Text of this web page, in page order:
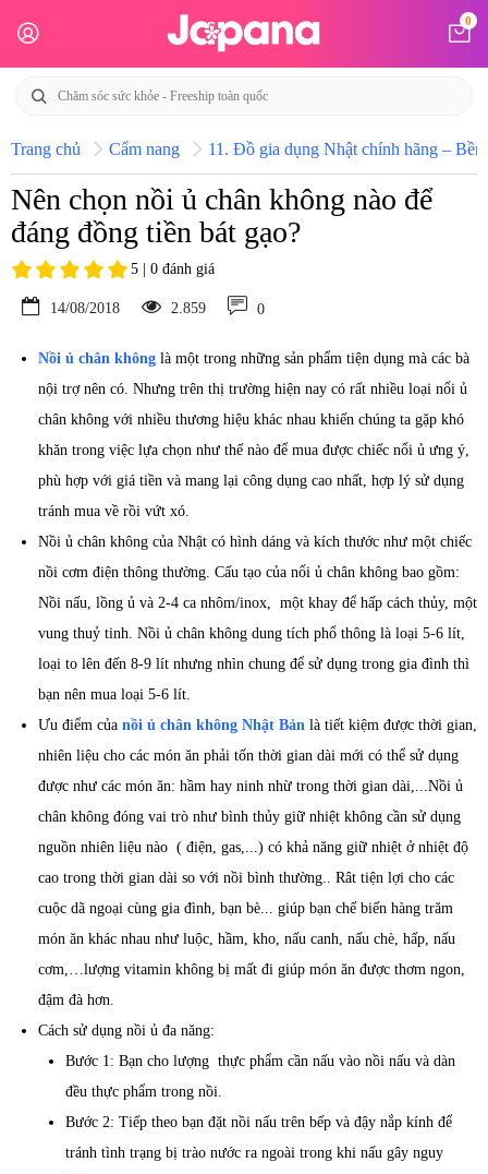
0
Trang chủ Cẩm nang 11. Đồ gia dụng Nhật chính hãng –
Nên chọn nồi ủ chân không nào để
đáng đồng tiền bát gạo?
5 | 0 đánh giá
14/08/2018 2.859 0
Nồi ủ chân không là một trong những sản phẩm tiện dụng mà các bà
nội trợ nên có. Nhưng trên thị trường hiện nay có rất nhiều loại nổi ủ
chân không với nhiều thương hiệu khác nhau khiến chúng ta gặp khó
khăn trong việc lựa chọn như thế nào để mua được chiếc nổi ủ ưng ý,
phù hợp với giá tiền và mang lại công dụng cao nhất, hợp lý sử dụng
tránh mua về rồi vứt xó.
Nồi ủ chân không của Nhật có hình dáng và kích thước như một chiếc
nồi cơm điện thông thường. Cấu tạo của nổi ủ chân không bao gồm:
Nồi nấu, lồng ủ và 2-4 ca nhôm/inox, một khay để hấp cách thủy, một
vung thuỷ tinh. Nồi ủ chân không dung tích phổ thông là loại 5-6 lít,
loại to lên đến 8-9 lít nhưng nhìn chung để sử dụng trong gia đình thì
bạn nên mua loại 5-6 lít.
Ưu điểm của nồi ủ chân không Nhật Bản là tiết kiệm được thời gian,
nhiên liệu cho các món ăn phải tốn thời gian dài mới có thể sử dụng
được như các món ăn: hầm hay ninh nhừ trong thời gian dài,...Nồi ủ
chân không đóng vai trò như bình thủy giữ nhiệt không cần sử dụng
nguồn nhiên liệu nào ( điện, gas,...) có khả năng giữ nhiệt ở nhiệt độ
cao trong thời gian dài so với nồi bình thường.. Rât tiện lợi cho các
cuộc dã ngoại cùng gia đình, bạn bè... giúp bạn chế biến hàng trăm
món ăn khác nhau như luộc, hầm, kho, nấu canh, nấu chè, hấp, nấu
cơm,…lượng vitamin không bị mất đi giúp món ăn được thơm ngon,
đậm đà hơn.
Cách sử dụng nồi ủ đa năng:
Bước 1: Bạn cho lượng thực phẩm cần nấu vào nồi nấu và dàn
đều thực phẩm trong nồi.
Bước 2: Tiếp theo bạn đặt nồi nấu trên bếp và đậy nắp kính để
tránh tình trạng bị trào nước ra ngoài trong khi nấu gây nguy